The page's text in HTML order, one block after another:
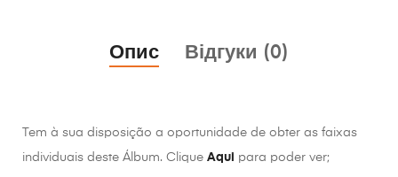
Опис Відгуки (0)
Tem à sua disposição a oportunidade de obter as faixas
individuais deste Álbum. Clique Aqui para poder ver;